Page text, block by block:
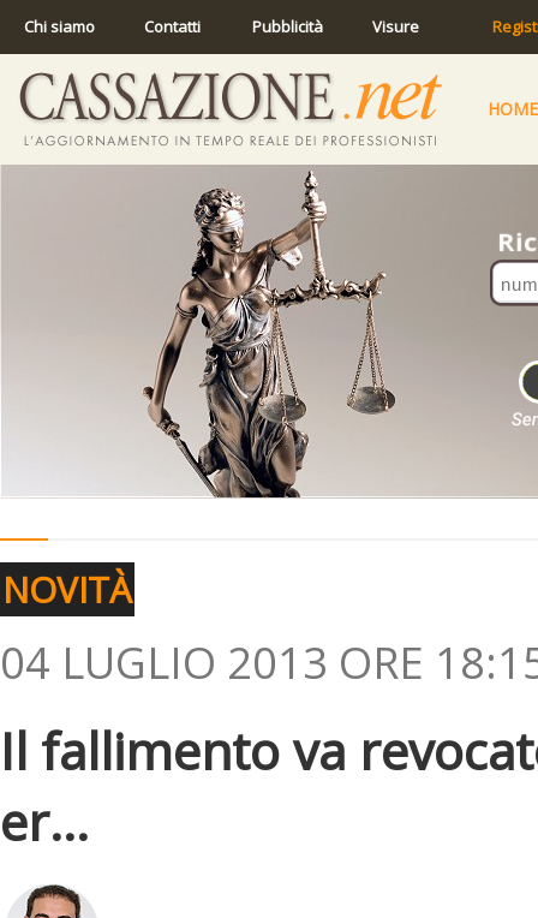
Chi siamo Contatti Pubblicità Visure
HOME
NOVITÀ
04 LUGLIO 2013 ORE
Il fallimento va
er...